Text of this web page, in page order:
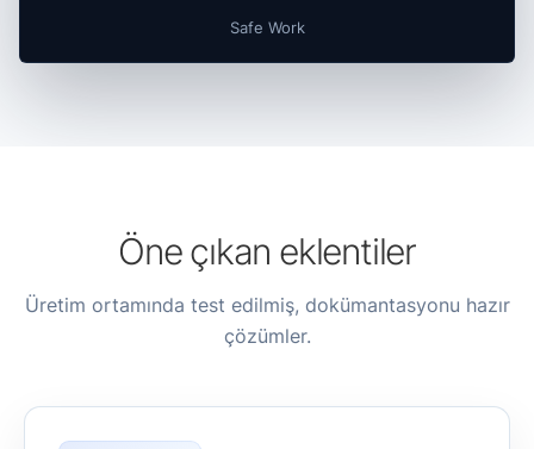
Safe Work
Öne çıkan eklentiler
Üretim ortamında test edilmiş, dokümantasyonu hazır
çözümler.